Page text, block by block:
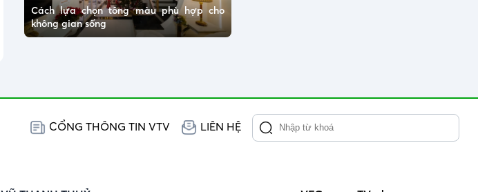
Cách lựa chọn tông màu phù hợp cho
không gian sống
CỔNG THÔNG TIN VTV LIÊN HỆ